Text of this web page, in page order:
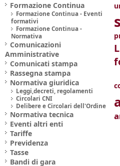
Formazione Continua
Formazione Continua - Eventi
formativi
Formazione Continua -
Normativa
Comunicazioni
Amministrative
Comunicati stampa
Rassegna stampa
Normativa giuridica
Leggi,decreti, regolamenti
Circolari CNI
Delibere e Circolari dell'Ordine
Normativa tecnica
Eventi altri enti
Tariffe
Previdenza
Tasse
Bandi di gara